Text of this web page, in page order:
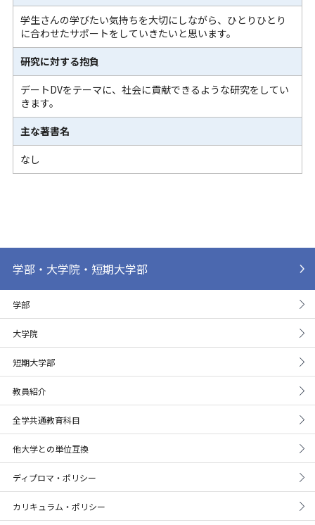
学生さんの学びたい気持ちを大切にしながら、ひとりひとり
に合わせたサポートをしていきたいと思います。
研究に対する抱負
デートDVをテーマに、社会に貢献できるような研究をしてい
きます。
主な著書名
なし
学部・大学院・短期大学部
学部
大学院
短期大学部
教員紹介
全学共通教育科目
他大学との単位互換
ディプロマ・ポリシー
カリキュラム・ポリシー